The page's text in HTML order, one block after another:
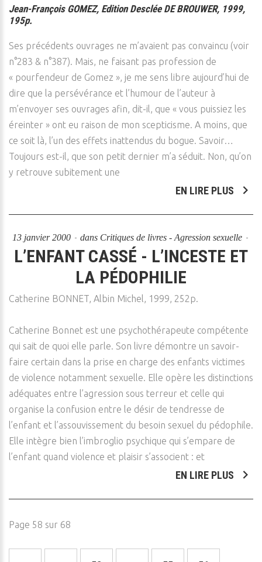
Jean-François GOMEZ, Edition Desclée DE BROUWER, 1999,
195p.
Ses précédents ouvrages ne m’avaient pas convaincu (voir
n°283 & n°387). Mais, ne faisant pas profession de
« pourfendeur de Gomez », je me sens libre aujourd’hui de
dire que la persévérance et l’humour de l’auteur à
m’envoyer ses ouvrages afin, dit-il, que « vous puissiez les
éreinter » ont eu raison de mon scepticisme. A moins, que
ce soit là, l’un des effets inattendus du bogue. Savoir…
Toujours est-il, que son petit dernier m’a séduit. Non, qu’on
y retrouve subitement une
EN LIRE PLUS
13 janvier 2000 dans Critiques de livres - Agression sexuelle
L’ENFANT CASSÉ - L’INCESTE ET
LA PÉDOPHILIE
Catherine BONNET, Albin Michel, 1999, 252p.
Catherine Bonnet est une psychothérapeute compétente
qui sait de quoi elle parle. Son livre démontre un savoir-
faire certain dans la prise en charge des enfants victimes
de violence notamment sexuelle. Elle opère les distinctions
adéquates entre l’agression sous terreur et celle qui
organise la confusion entre le désir de tendresse de
l’enfant et l’assouvissement du besoin sexuel du pédophile.
Elle intègre bien l’imbroglio psychique qui s’empare de
l’enfant quand violence et plaisir s’associent : et
EN LIRE PLUS
Page 58 sur 68